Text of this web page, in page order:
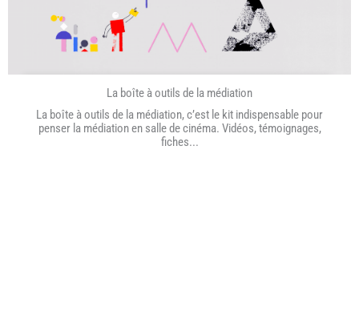
La boîte à outils de la médiation
La boîte à outils de la médiation, c’est le kit indispensable pour
penser la médiation en salle de cinéma. Vidéos, témoignages,
fiches...